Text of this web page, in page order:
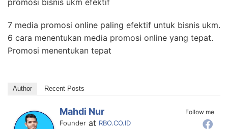
promosi bisnis ukm efektif
7 media promosi online paling efektif untuk bisnis ukm.
6 cara menentukan media promosi online yang tepat.
Promosi menentukan tepat
Author Recent Posts
Follow me
Mahdi Nur
Founder at RBO.CO.ID